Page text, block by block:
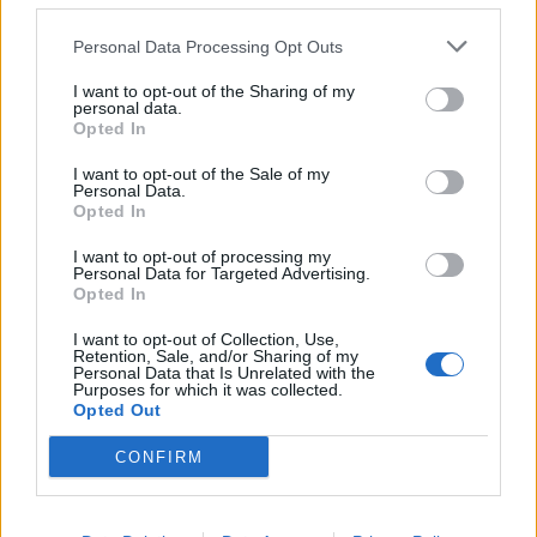
Personal Data Processing Opt Outs
I want to opt-out of the Sharing of my
personal data.
Opted In
I want to opt-out of the Sale of my
Personal Data.
Opted In
I want to opt-out of processing my
Personal Data for Targeted Advertising.
Opted In
I want to opt-out of Collection, Use,
Retention, Sale, and/or Sharing of my
Personal Data that Is Unrelated with the
Purposes for which it was collected.
Opted Out
CONFIRM
BRYGGERIER